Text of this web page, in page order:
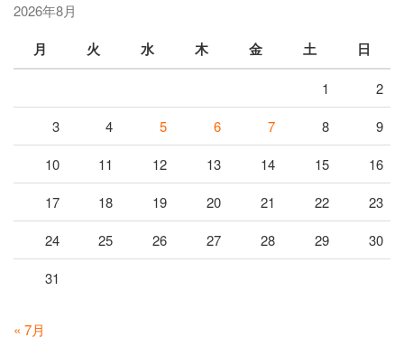
2026年8月
月 火 水 木 金 土 日
1
2
3
4 5 6 7 8
9
10
11 12 13 14 15
16
17
18 19 20 21 22
23
24
25 26 27 28 29
30
31
« 7月